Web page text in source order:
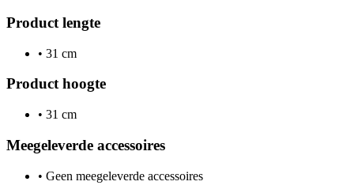
Product lengte
• 31 cm
Product hoogte
• 31 cm
Meegeleverde accessoires
• Geen meegeleverde accessoires